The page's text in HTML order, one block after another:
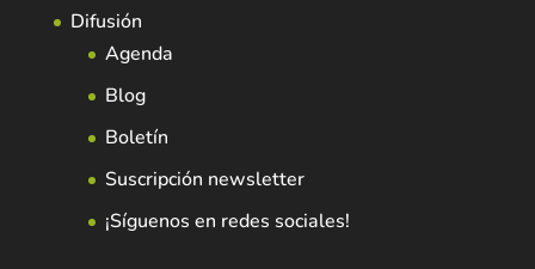
Difusión
Agenda
Blog
Boletín
Suscripción newsletter
¡Síguenos en redes sociales!